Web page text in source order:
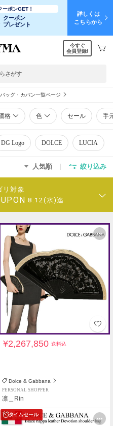
ポンGET！
クーポン
プレゼント
詳しくは
こちらから
今すぐ
会員登録!
バッグ・カバン一覧ページ
格 色 セール 手
DG Logo DOLCE LUCIA
人気順 絞り込み
リ対象
8.12(水)迄
¥2,267,850送料込
Dolce & Gabbana
PERSONAL SHOPPER
凛＿Rin
タイムセール